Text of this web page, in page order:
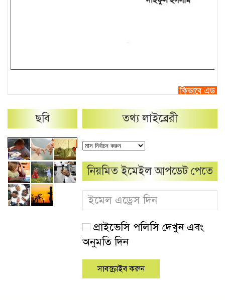
ছবি তথ্য লাইব্রেরী
নিয়মিত ইমেইল আপডেট পেতে
প্রাইভেসি পলিসি দেখুন এবং
অনুমতি দিন